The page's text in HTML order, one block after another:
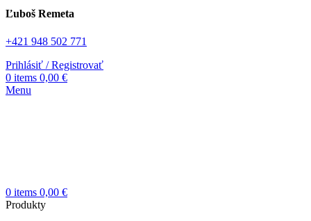
Ľuboš Remeta
+421 948 502 771
Prihlásiť / Registrovať
0 items 0,00 €
Menu
0 items 0,00 €
Produkty